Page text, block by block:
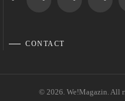
CONTACT
© 2026. We!Magazin. All